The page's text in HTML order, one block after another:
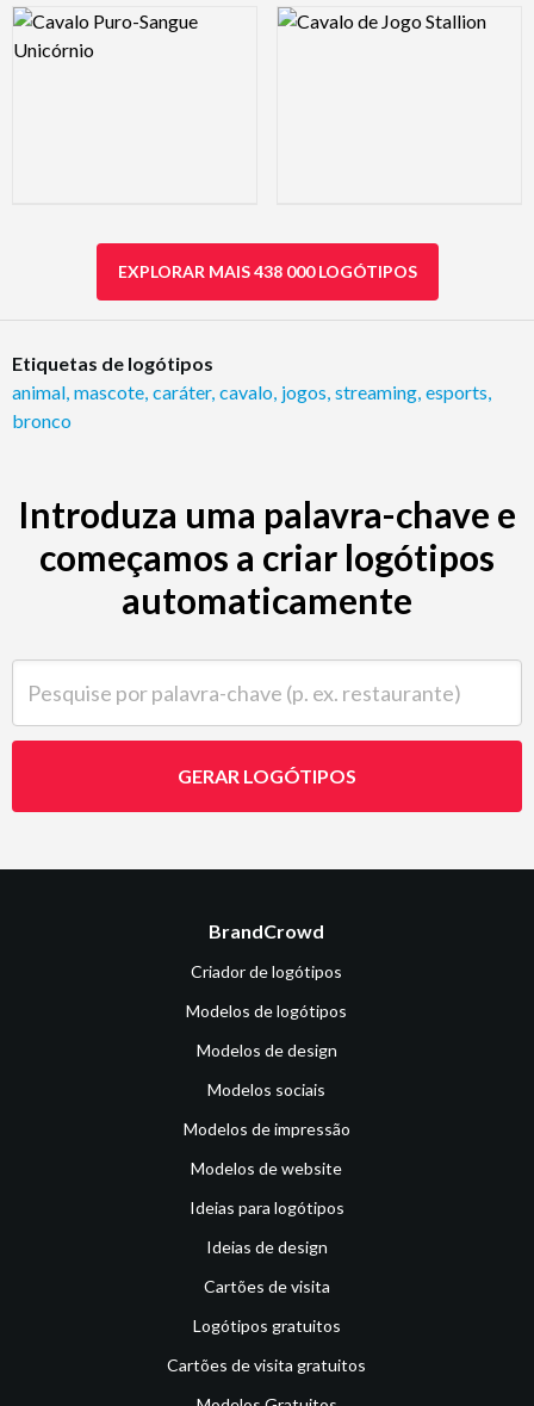
Logo Preview Image Logo Preview Image
EXPLORAR MAIS 438 000 LOGÓTIPOS
Etiquetas de logótipos
animal mascote caráter, cavalo jogos streaming esports
bronco
Introduza uma palavra-chave e
começamos a criar logótipos
automaticamente
GERAR LOGÓTIPOS
BrandCrowd
Criador de logótipos
Modelos de logótipos
Modelos de design
Modelos sociais
Modelos de impressão
Modelos de website
Ideias para logótipos
Ideias de design
Cartões de visita
Logótipos gratuitos
Cartões de visita gratuitos